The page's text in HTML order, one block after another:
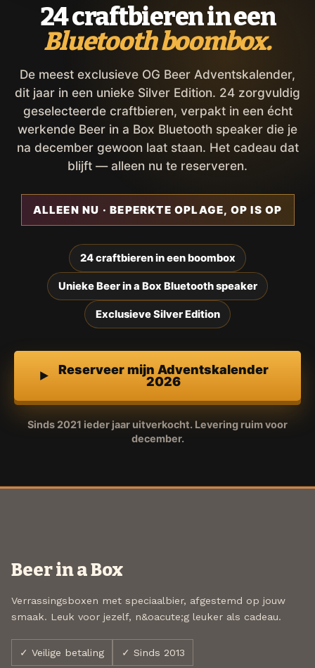
24 craftbieren in een
Bluetooth boombox.
De meest exclusieve OG Beer Adventskalender,
dit jaar in een unieke Silver Edition. 24 zorgvuldig
geselecteerde craftbieren, verpakt in een écht
werkende Beer in a Box Bluetooth speaker die je
na december gewoon laat staan. Het cadeau dat
blijft — alleen nu te reserveren.
ALLEEN NU · BEPERKTE OPLAGE, OP IS OP
24 craftbieren in een boombox
Unieke Beer in a Box Bluetooth speaker
Exclusieve Silver Edition
Reserveer mijn Adventskalender
2026
Sinds 2021 ieder jaar uitverkocht. Levering ruim voor
december.
Beer in a Box
Verrassingsboxen met speciaalbier, afgestemd op jouw
smaak. Leuk voor jezelf, n&oacute;g leuker als cadeau.
✓ Veilige betaling ✓ Sinds 2013